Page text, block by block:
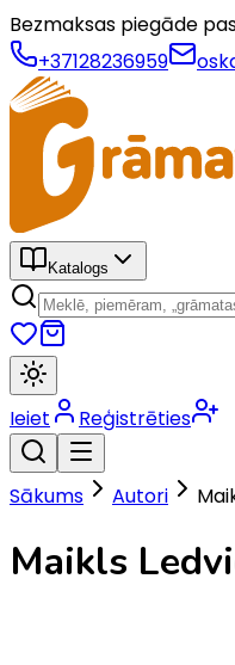
Bezmaksas piegāde
+37128236959
Katalogs
Ieiet Reģistrēties
Sākums Autori
Maikls